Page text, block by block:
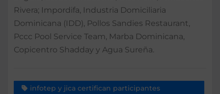
Rivera; Impordifa, Industria Domiciliaria
Dominicana (IDD), Pollos Sandies Restaurant,
Pccc Pool Service Team, Marba Dominicana,
Copicentro Shadday y Agua Sureña.
infotep y jica certifican participantes